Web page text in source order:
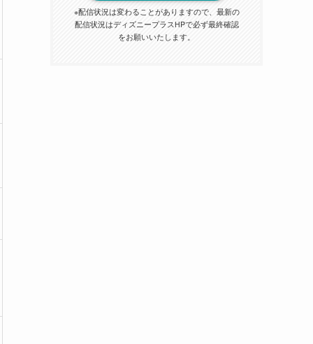
※配信状況は変わることがありますので、最新の
配信状況はディズニープラスHPで必ず最終確認
をお願いいたします。